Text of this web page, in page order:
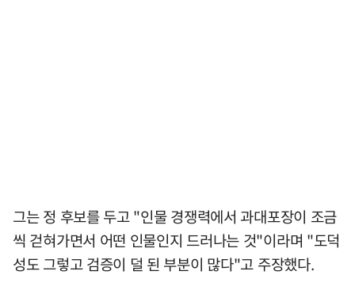
그는 정 후보를 두고 "인물 경쟁력에서 과대포장이 조금
씩 걷혀가면서 어떤 인물인지 드러나는 것"이라며 "도덕
성도 그렇고 검증이 덜 된 부분이 많다"고 주장했다.